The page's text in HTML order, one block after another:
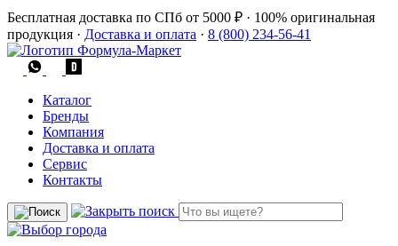
Бесплатная доставка по СПб от 5000 ₽ · 100% оригинальная
продукция · Доставка и оплата · 8 (800) 234-56-41
Каталог
Бренды
Компания
Доставка и оплата
Сервис
Контакты